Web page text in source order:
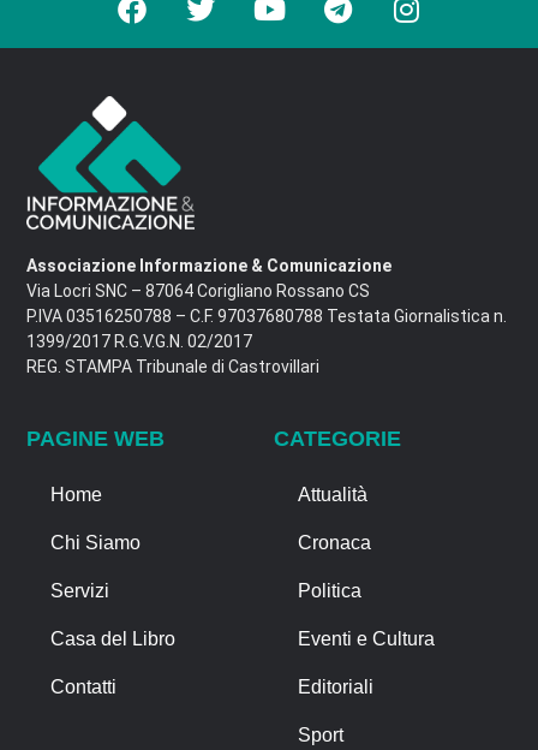
Associazione Informazione & Comunicazione
Via Locri SNC – 87064 Corigliano Rossano CS
P.IVA 03516250788 – C.F. 97037680788 Testata Giornalistica n.
1399/2017 R.G.V.G.N. 02/2017
REG. STAMPA Tribunale di Castrovillari
PAGINE WEB
Home
Chi Siamo
Servizi
Casa del Libro
Contatti
CATEGORIE
Attualità
Cronaca
Politica
Eventi e Cultura
Editoriali
Sport